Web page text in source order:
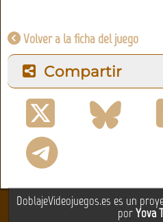
Volver a la ficha del juego
Compartir
DoblajeVideojuegos.es es un
porYova